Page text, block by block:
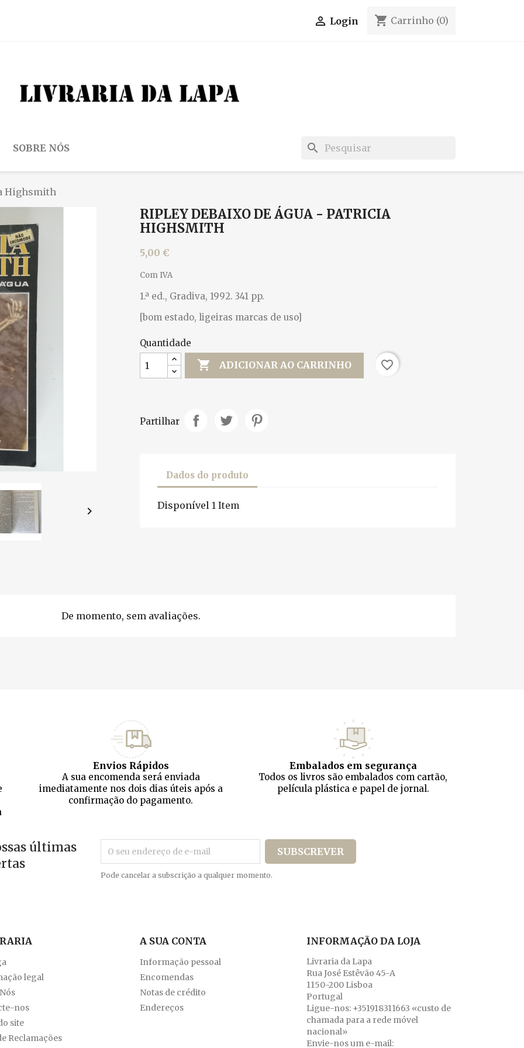
 Login shopping_cart Carrinho (0)
SOBRE NÓS search
Highsmith

RIPLEY DEBAIXO DE ÁGUA - PATRICIA
HIGHSMITH
5,00 €
Com IVA
1.ª ed., Gradiva, 1992. 341 pp.
[bom estado, ligeiras marcas de uso]
Quantidade
 ADICIONAR AO CARRINHO favorite_border
Partilhar
Dados do produto
Disponível 1 Item
De momento, sem avaliações.
Envios Rápidos
A sua encomenda será enviada
imediatamente nos dois dias úteis após a
confirmação do pagamento.
Embalados em segurança
Todos os livros são embalados com cartão,
película plástica e papel de jornal.
últimas
Pode cancelar a subscrição a qualquer momento.
legal
nos
site
Reclamações
A SUA CONTA
Informação pessoal
Encomendas
Notas de crédito
Endereços
INFORMAÇÃO DA LOJA
Livraria da Lapa
Rua José Estêvão 45-A
1150-200 Lisboa
Portugal
Ligue-nos: +351918311663 «custo de
chamada para a rede móvel
nacional»
Envie-nos um e-mail: